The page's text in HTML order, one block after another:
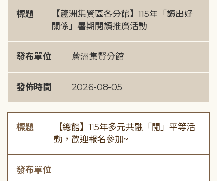
標題
【蘆洲集賢區各分館】115年「讀出好
關係」暑期閱讀推廣活動
發布單位 蘆洲集賢分館
發佈時間 2026-08-05
標題
【總館】115年多元共融「閱」平等活
動，歡迎報名參加~
發布單位